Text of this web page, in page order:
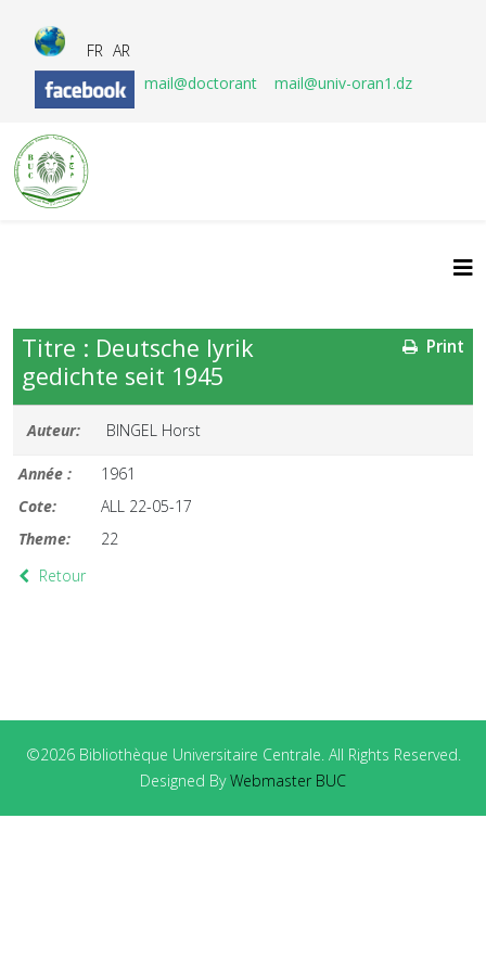
FR AR
mail@doctorant
mail@univ-oran1.dz
Print
Titre : Deutsche lyrik
gedichte seit 1945
Auteur: BINGEL Horst
Année :
1961
Cote:
ALL 22-05-17
Theme:
22
Retour
©2026 Bibliothèque Universitaire Centrale. All Rights Reserved.
Designed ByWebmaster BUC